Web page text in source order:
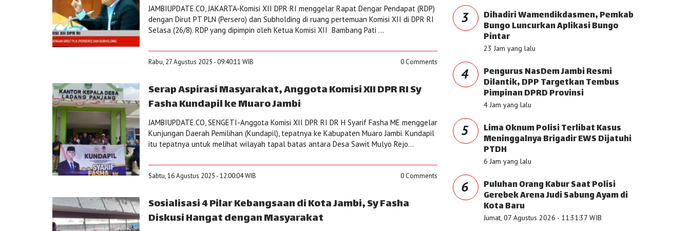
JAMBIUPDATE.CO, JAKARTA-Komisi XII DPR RI menggelar Rapat Dengar Pendapat (RDP)
dengan Dirut PT PLN (Persero) dan Subholding di ruang pertemuan Komisi XII di DPR RI
Selasa (26/8). RDP yang dipimpin oleh Ketua Komisi XII Bambang Pati ...
Rabu, 27 Agustus 2025 - 09:40:11 WIB 0 Comments
Serap Aspirasi Masyarakat, Anggota Komisi XII DPR RI Sy
Fasha Kundapil ke Muaro Jambi
JAMBIUPDATE.CO, SENGETI-Anggota Komisi XII DPR RI DR H Syarif Fasha ME menggelar
Kunjungan Daerah Pemilihan (Kundapil), tepatnya ke Kabupaten Muaro Jambi. Kundapil
itu tepatnya untuk melihat wilayah tapal batas antara Desa Sawit Mulyo Rejo...
Sabtu, 16 Agustus 2025 - 12:00:04 WIB 0 Comments
Sosialisasi 4 Pilar Kebangsaan di Kota Jambi, Sy Fasha
Diskusi Hangat dengan Masyarakat
3 Dihadiri Wamendikdasmen, Pemkab
Bungo Luncurkan Aplikasi Bungo
Pintar
23 Jam yang lalu
4 Pengurus NasDem Jambi Resmi
Dilantik, DPP Targetkan Tembus
Pimpinan DPRD Provinsi
4 Jam yang lalu
5 Lima Oknum Polisi Terlibat Kasus
Meninggalnya Brigadir EWS Dijatuhi
PTDH
6 Jam yang lalu
6 Puluhan Orang Kabur Saat Polisi
Gerebek Arena Judi Sabung Ayam di
Kota Baru
Jumat, 07 Agustus 2026 - 11:31:37 WIB